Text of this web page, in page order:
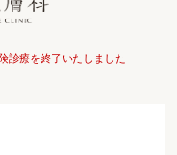
診療を終了いたしました